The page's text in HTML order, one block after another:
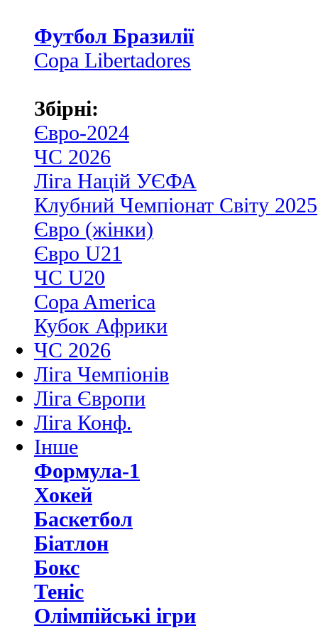
Футбол Бразилії
Copa Libertadores
Збірні:
Євро-2024
ЧС 2026
Ліга Націй УЄФА
Клубний Чемпіонат Світу 2025
Євро (жінки)
Євро U21
ЧС U20
Copa America
Кубок Африки
ЧС 2026
Ліга Чемпіонів
Ліга Європи
Ліга Конф.
Інше
Формула-1
Хокей
Баскетбол
Біатлон
Бокс
Теніс
Олімпійські ігри